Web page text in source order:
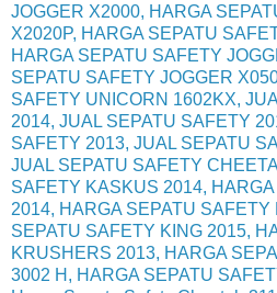
JOGGER X2000, HARGA
X2020P, HARGA SEPATU
HARGA SEPATU SAFETY
SEPATU SAFETY JOGGER
SAFETY UNICORN 1602KX,
2014, JUAL SEPATU SAFETY
SAFETY 2013, JUAL SEPATU
JUAL SEPATU SAFETY
SAFETY KASKUS 2014,
2014, HARGA SEPATU SAFETY
SEPATU SAFETY KING 2015,
KRUSHERS 2013, HARGA
3002 H, HARGA SEPATU